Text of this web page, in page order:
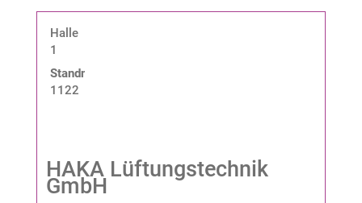
Halle
1
Standnummer:
1122
HAKA Lüftungstechnik
GmbH